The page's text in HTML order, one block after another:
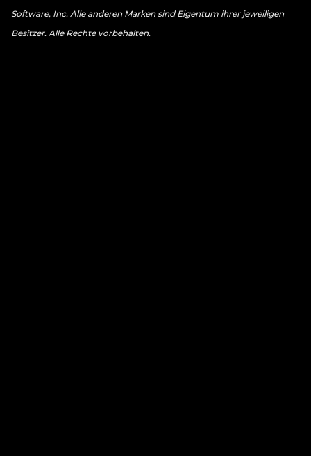
Software, Inc. Alle anderen Marken sind Eigentum ihrer jeweiligen
Besitzer. Alle Rechte vorbehalten.